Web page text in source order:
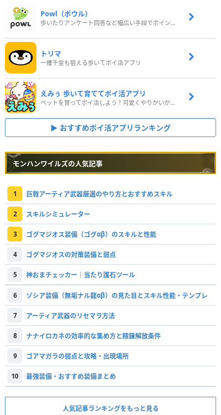
Powl（ポウル）
歩いたりアンケート回答など幅広い手段でポイントをゲット
トリマ
一攫千金も狙える歩いてポイ活アプリ
えみぅ 歩いて育ててポイ活アプリ
ペットを育ってポイ活しよう！可愛くやりがいがある新感覚アプリ
おすすめポイ活アプリランキング
モンハンワイルズの人気記事
1 巨戟アーティア武器厳選のやり方とおすすめスキル
2 スキルシミュレーター
3 ゴグマジオス装備（ゴグαβ）のスキルと性能
4 ゴグマジオスの対策装備と弱点
5 神おまチェッカー｜当たり護石ツール
6 ゾシア装備（無垢ナル龍αβ）の見た目とスキル性能・テンプレ
7 アーティア武器のリセマラ方法
8 ナナイロカネの効率的な集め方と精錬解放条件
9 ゴアマガラの弱点と攻略・出現場所
10 最強装備・おすすめ装備まとめ
人気記事ランキングをもっと見る